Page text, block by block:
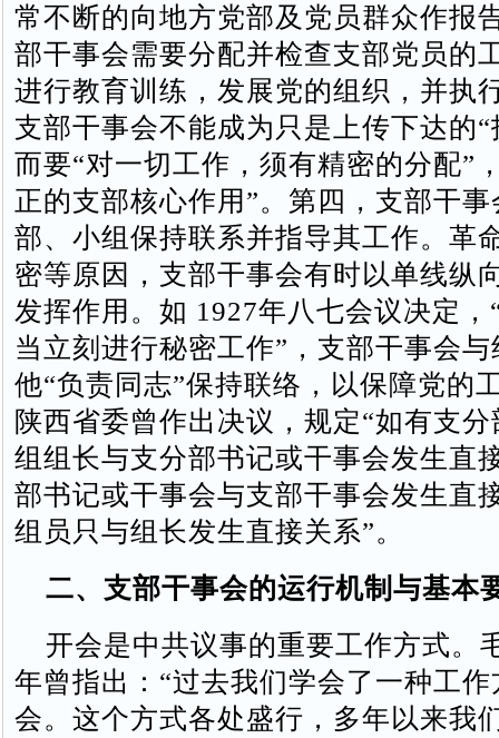
常不断的向地方党部及党员群众作报
部干事会需要分配并检查支部党员的
进行教育训练，发展党的组织，并执
支部干事会不能成为只是上传下达的
而要“对一切工作，须有精密的分配”
正的支部核心作用”。第四，支部干
部、小组保持联系并指导其工作。革
密等原因，支部干事会有时以单线纵
发挥作用。如 1927年八七会议决定，
当立刻进行秘密工作”，支部干事会
他“负责同志”保持联络，以保障党的
陕西省委曾作出决议，规定“如有支
组组长与支分部书记或干事会发生直
部书记或干事会与支部干事会发生直
组员只与组长发生直接关系”。
二、支部干事会的运行机制与基本
开会是中共议事的重要工作方式。
年曾指出：“过去我们学会了一种工
会。这个方式各处盛行，多年以来我